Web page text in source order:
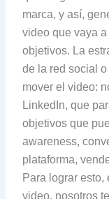
marca, y así,
video que vaya
objetivos. La
de la red social
mover el video:
LinkedIn, que
objetivos que
awareness,
plataforma,
Para lograr esto,
video, nosotros